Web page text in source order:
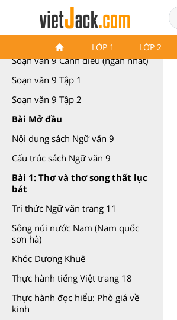
LỚP 1 LỚP 2
Soạn văn 9 Cánh diều
Soạn văn 9 Cánh diều (ngắn nhất)
Soạn văn 9 Tập 1
Soạn văn 9 Tập 2
Bài Mở đầu
Nội dung sách Ngữ văn 9
Cấu trúc sách Ngữ văn 9
Bài 1: Thơ và thơ song thất lục
bát
Tri thức Ngữ văn trang 11
Sông núi nước Nam (Nam quốc
sơn hà)
Khóc Dương Khuê
Thực hành tiếng Việt trang 18
Thực hành đọc hiểu: Phò giá về
kinh